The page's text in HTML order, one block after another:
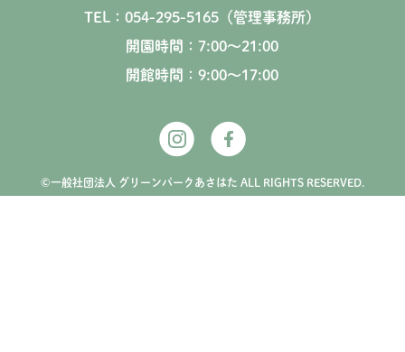
TEL：054-295-5165（管理事務所）
開園時間：7:00〜21:00
開館時間：9:00〜17:00
©一般社団法人 グリーンパークあさはた ALL RIGHTS RESERVED.